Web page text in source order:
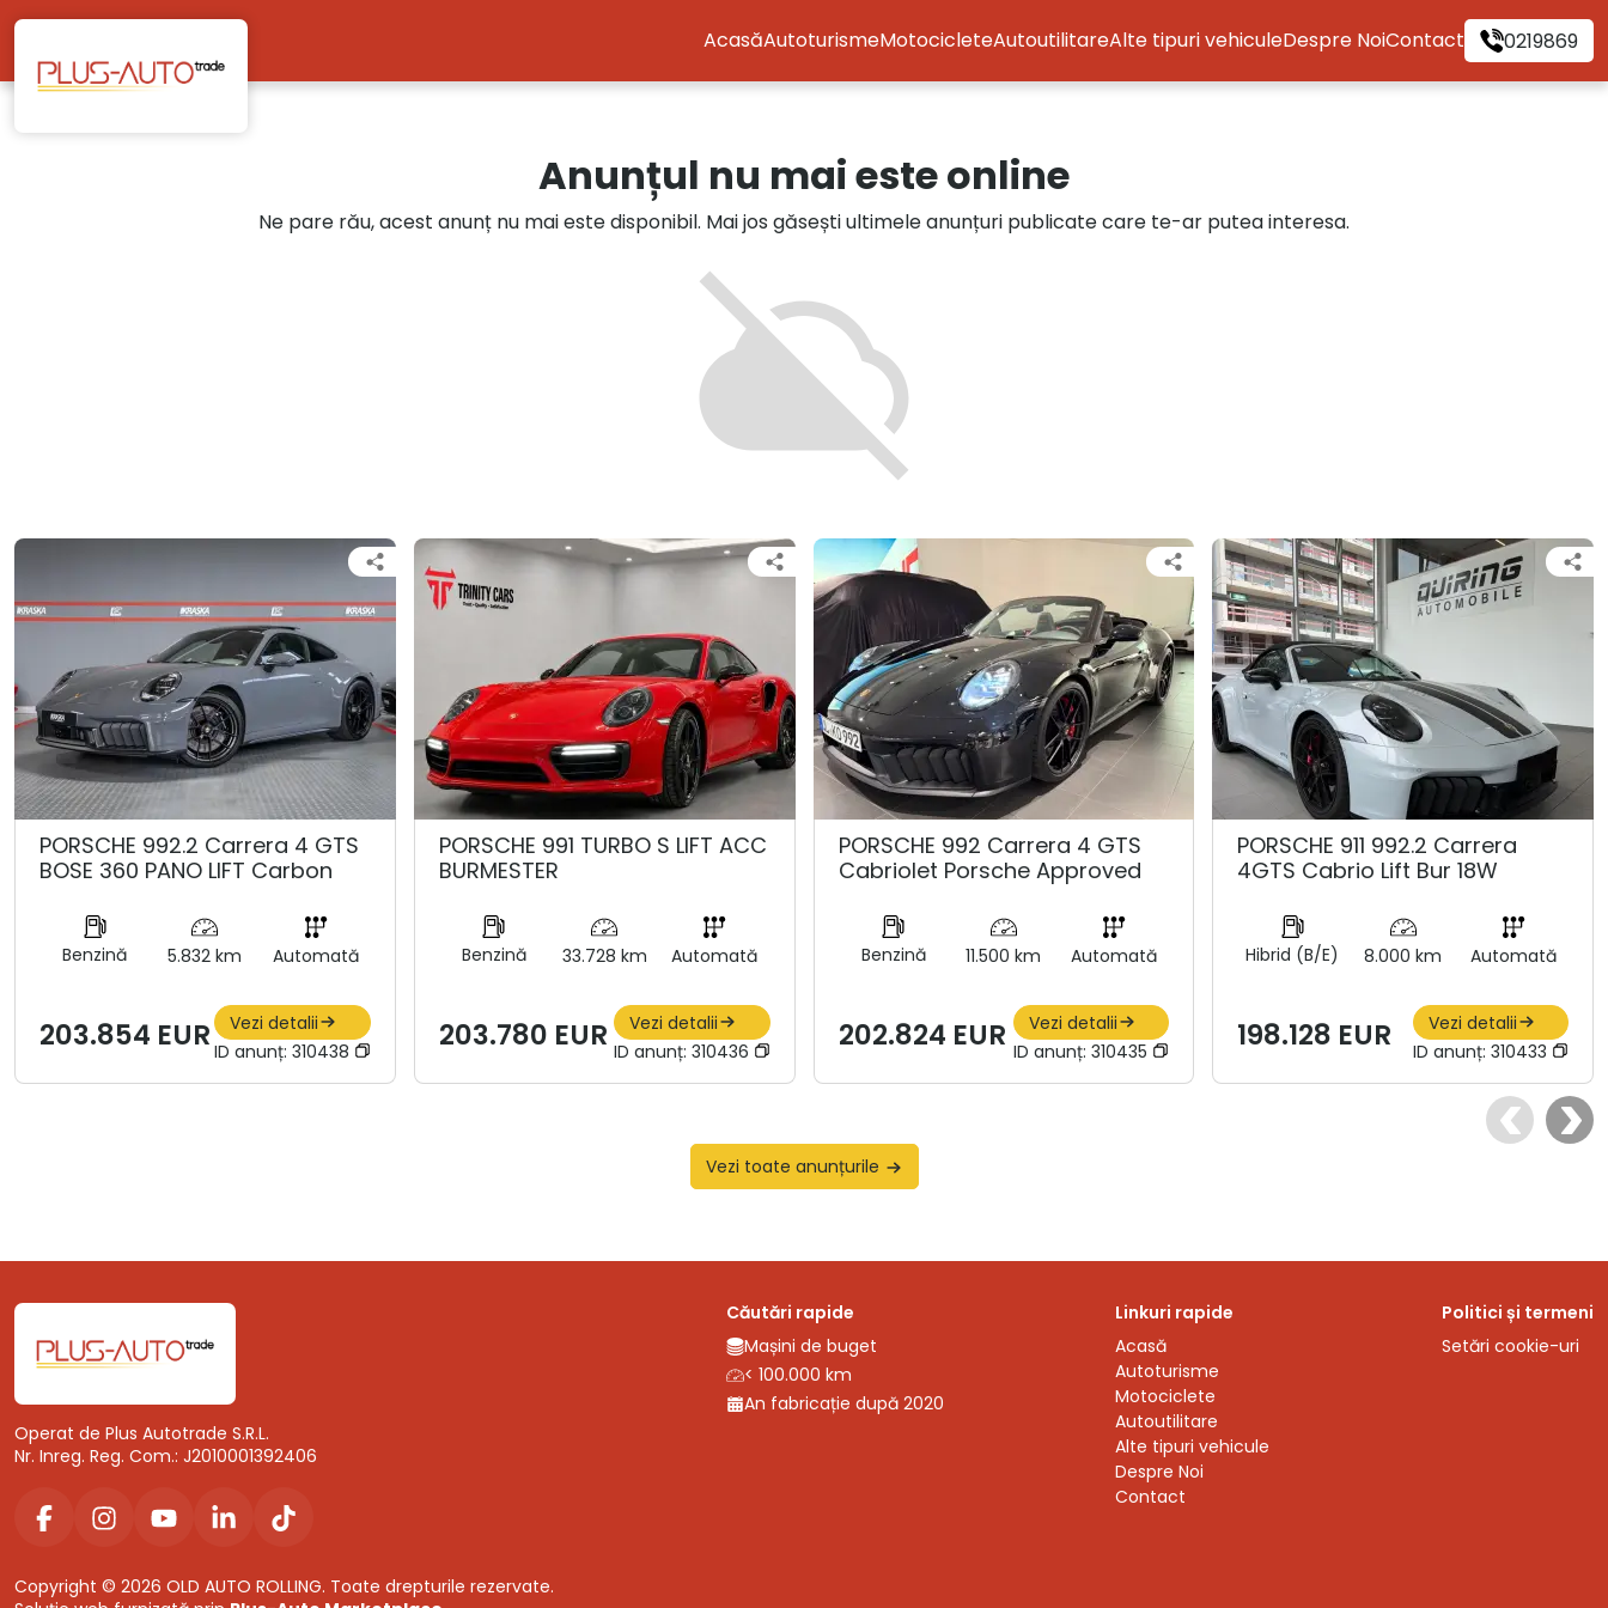
Mergi direct la conținutul principal
AcasăAutoturismeMotocicleteAutoutilitareAlte tipuri vehiculeDespre NoiContact 0219869
Anunțul nu mai este online
Ne pare rău, acest anunț nu mai este disponibil. Mai jos găsești ultimele anunțuri publicate care te-ar putea interesa.
PORSCHE 992.2 Carrera 4 GTS
BOSE 360 PANO LIFT Carbon
Benzină 5.832 km Automată
203.854 EUR
Vezi detalii
ID anunț: 310438
PORSCHE 991 TURBO S LIFT ACC
BURMESTER
Benzină 33.728 km Automată
203.780 EUR
Vezi detalii
ID anunț: 310436
PORSCHE 992 Carrera 4 GTS
Cabriolet Porsche Approved
Benzină 11.500 km Automată
202.824 EUR
Vezi detalii
ID anunț:310435
PORSCHE 911 992.2 Carrera
4GTS Cabrio Lift Bur 18W
Hibrid (B/E) 8.000 km Automată
198.128 EUR
Vezi detalii
ID anunț: 310433
Vezi toate anunțurile
Operat de Plus Autotrade S.R.L.
Nr. Inreg. Reg. Com.: J2010001392406
Copyright © 2026 OLD AUTO ROLLING. Toate drepturile rezervate.
Căutări rapide
Mașini de buget
< 100.000 km
An fabricație după 2020
Linkuri rapide
Acasă
Autoturisme
Motociclete
Autoutilitare
Alte tipuri vehicule
Despre Noi
Contact
Politici și termeni
Setări cookie-uri